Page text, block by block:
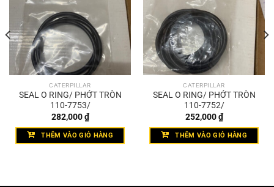
CATERPILLAR
SEAL O RING/ PHỚT TRÒN
110-7753/
282,000₫
THÊM VÀO GIỎ HÀNG
CATERPILLAR
SEAL O RING/ PHỚT TRÒN
110-7752/
252,000₫
THÊM VÀO GIỎ HÀNG